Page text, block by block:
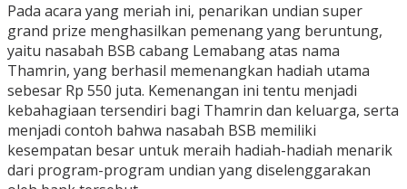
Pada acara yang meriah ini, penarikan undian super
grand prize menghasilkan pemenang yang beruntung,
yaitu nasabah BSB cabang Lemabang atas nama
Thamrin, yang berhasil memenangkan hadiah utama
sebesar Rp 550 juta. Kemenangan ini tentu menjadi
kebahagiaan tersendiri bagi Thamrin dan keluarga, serta
menjadi contoh bahwa nasabah BSB memiliki
kesempatan besar untuk meraih hadiah-hadiah menarik
dari program-program undian yang diselenggarakan